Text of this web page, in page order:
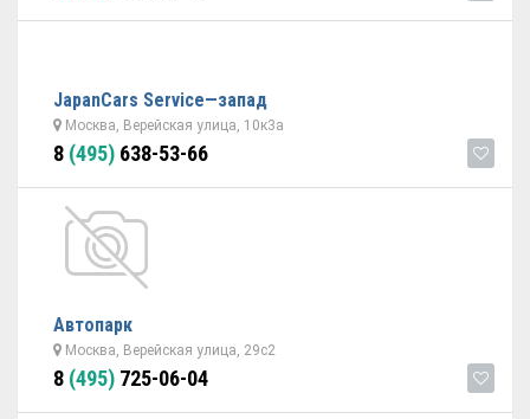
JapanCars Service—запад
Москва, Верейская улица, 10к3а
8 (495) 638-53-66
Автопарк
Москва, Верейская улица, 29с2
8 (495) 725-06-04